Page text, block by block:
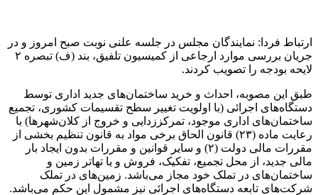
ارتباط فردا: نمایندگان مجلس در جلسه علنی نوبت صبح امروز و در
جریان بررسی موارد ارجاعی از کمیسیون تلفیق، بند (ف) تبصره ۲
لایحه بودجه را تصویب کردند.
طبق این مصوبه، احداث و خرید ساختمان‌های جدید اداری توسط
دستگاه‌های اجرائی (با اولویت تغییر سطح تقسیمات کشوری، تجمیع
ساختمان‌های اداری موجود، تمرکززدایی و خروج از کلان‌شهرها) با
رعایت ماده (۲۳) قانون الحاق برخی مواد به قانون تنظیم بخشی از
مقررات مالی دولت (۲) و سایر قوانین و مقررات بدون ایجاد بار
مالی جدید، از محل تجمیع، تفکیک، فروش و یا تهاتر زمین و
ساختمان‌های در تملک خود مجاز می‌باشد. زمین‌های در تملک
شرکت‌های تابعه دستگاه‌های اجرائی نیز مشمول این حکم می‌باشد.